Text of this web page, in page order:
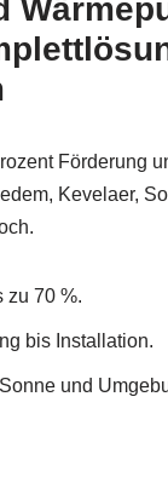
Förderung
Kevelaer,
zu 70 %.
bis Installation.
und